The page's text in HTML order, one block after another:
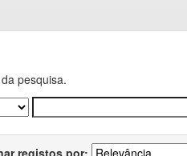
pesquisa.
registos por: